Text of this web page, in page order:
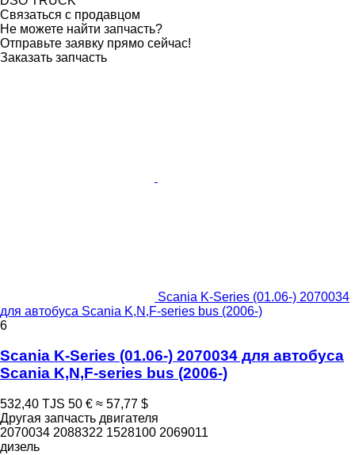
Связаться с продавцом
Не можете найти запчасть?
Отправьте заявку прямо сейчас!
Заказать запчасть
Scania K-Series (01.06-) 2070034
для автобуса Scania K,N,F-series bus (2006-)
6
Scania K-Series (01.06-) 2070034 для автобуса
Scania K,N,F-series bus (2006-)
532,40 TJS 50 € ≈ 57,77 $
Другая запчасть двигателя
2070034 2088322 1528100 2069011
дизель